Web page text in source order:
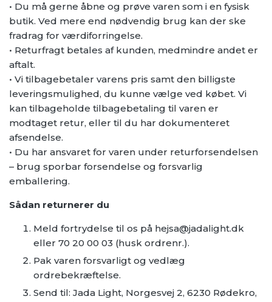
• Du må gerne åbne og prøve varen som i en fysisk
butik. Ved mere end nødvendig brug kan der ske
fradrag for værdiforringelse.
• Returfragt betales af kunden, medmindre andet er
aftalt.
• Vi tilbagebetaler varens pris samt den billigste
leveringsmulighed, du kunne vælge ved købet. Vi
kan tilbageholde tilbagebetaling til varen er
modtaget retur, eller til du har dokumenteret
afsendelse.
• Du har ansvaret for varen under returforsendelsen
– brug sporbar forsendelse og forsvarlig
emballering.
Sådan returnerer du
Meld fortrydelse til os på hejsa@jadalight.dk
eller 70 20 00 03 (husk ordrenr.).
Pak varen forsvarligt og vedlæg
ordrebekræftelse.
Send til: Jada Light, Norgesvej 2, 6230 Rødekro,